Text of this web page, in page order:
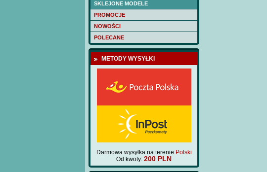
SKLEJONE MODELE
PROMOCJE
NOWOŚCI
POLECANE
METODY WYSYŁKI
Darmowa wysyłka na terenie Polski
Od kwoty: 200 PLN